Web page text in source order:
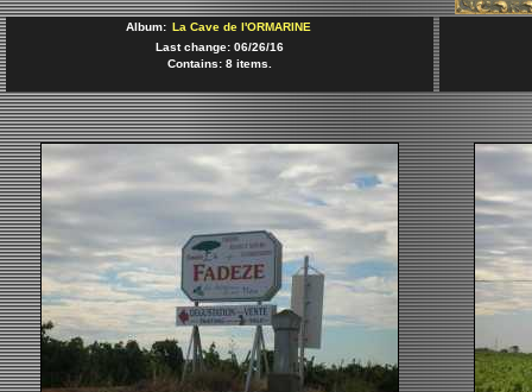
Album: La Cave de l'ORMARINE
Last change: 06/26/16
Contains: 8 items.